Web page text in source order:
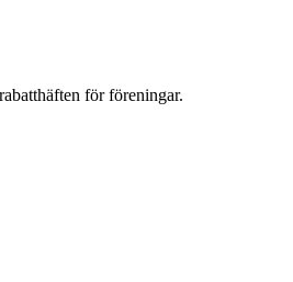
för föreningar.